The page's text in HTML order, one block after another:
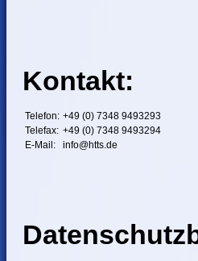
Kontakt:
Telefon: +49 (0) 7348 9493293
Telefax: +49 (0) 7348 9493294
E-Mail:
info@htts.de